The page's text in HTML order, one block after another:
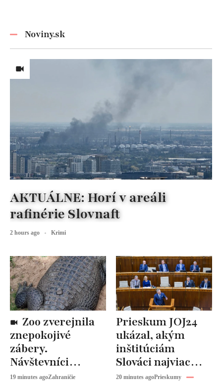
Noviny.sk
znepokojivé
zábery.
Návštevníci
hádzali po
19 minutes agoZahraničie
Prieskum JOJ24
ukázal, akým
inštitúciám
Slováci najviac
veria. Vláda a
20 minutes agoPrieskumy
AKTUÁLNE: Horí v areáli
rafinérie Slovnaft
2 hours ago Krimi